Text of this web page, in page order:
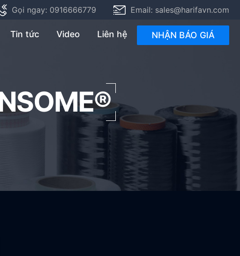
Gọi ngay: 0916666779 Email: sales@harifavn.com
Tin tức Video Liên hệ
NHẬN BÁO GIÁ
NHẬN BÁO GIÁ